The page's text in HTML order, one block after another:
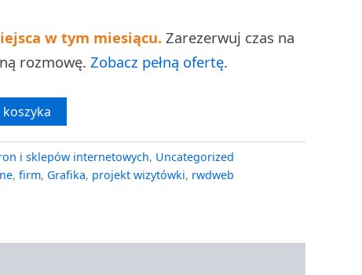
w tym miesiącu. Zarezerwuj czas na
rozmowę. Zobacz pełną ofertę.
i sklepów internetowych, Uncategorized
, firm, Grafika, projekt wizytówki, rwdweb